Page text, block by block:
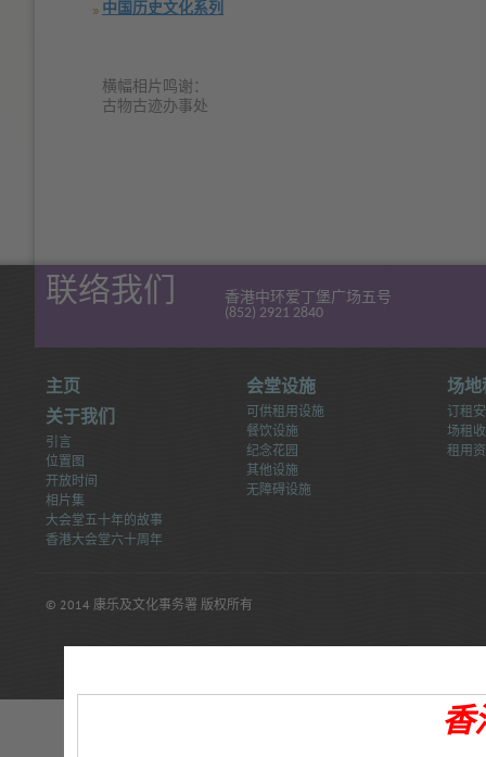
中国历史文化系列
横幅相片鸣谢：
古物古迹办事处
联络我们
香港中环爱丁堡广场五号
(852) 2921 2840
主页
关于我们
引言
位置图
开放时间
相片集
大会堂五十年的故事
香港大会堂六十周年
会堂设施
可供租用设施
餐饮设施
纪念花园
其他设施
无障碍设施
场地
订租
场租
租用
© 2014 康乐及文化事务署 版权所有
Text
香